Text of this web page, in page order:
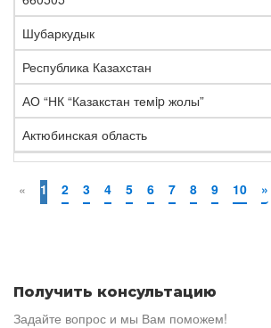
Шубаркудык
Республика Казахстан
АО “НК “Казакстан темip жолы”
Актюбинская область
« 1 2 3 4 5 6 7 8 9 10 »
Получить консультацию
Задайте вопрос и мы Вам поможем!